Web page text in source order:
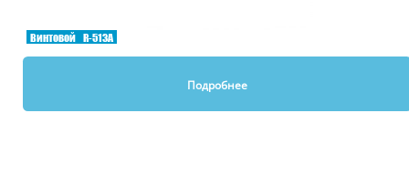
Винтовой R-513A
Подробнее